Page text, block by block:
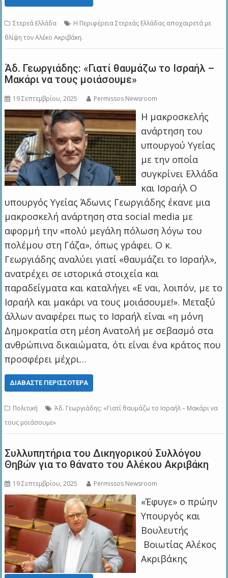
Στερεά Ελλάδα
Η Περιφέρεια Στερεάς Ελλάδας αποχαιρετά με
θλίψη τον Αλέκο Ακριβάκη.
Άδ. Γεωργιάδης: «Γιατί θαυμάζω το Ισραήλ –
Μακάρι να τους μοιάσουμε»
19 Σεπτεμβρίου, 2025 Permissos Newsroom
Η μακροσκελής
ανάρτηση του
υπουργού Υγείας
με την οποία
συγκρίνει Ελλάδα
και Ισραήλ Ο
υπουργός Υγείας Άδωνις Γεωργιάδης έκανε μια
μακροσκελή ανάρτηση στα social media με
αφορμή την «πολύ μεγάλη πόλωση λόγω του
πολέμου στη Γάζα», όπως γράφει. Ο κ.
Γεωργιάδης αναλύει γιατί «θαυμάζει το Ισραήλ»,
ανατρέχει σε ιστορικά στοιχεία και
παραδείγματα και καταλήγει «Ε ναι, λοιπόν, με το
Ισραήλ και μακάρι να τους μοιάσουμε!». Μεταξύ
άλλων αναφέρει πως το Ισραήλ είναι «η μόνη
Δημοκρατία στη μέση Ανατολή με σεβασμό στα
ανθρώπινα δικαιώματα, ότι είναι ένα κράτος που
προσφέρει μέχρι…
ΔΙΑΒΆΣΤΕ ΠΕΡΙΣΣΌΤΕΡΑ
Πολιτική
Άδ. Γεωργιάδης: «Γιατί θαυμάζω το Ισραήλ – Μακάρι να
τους μοιάσουμε»
Συλλυπητήρια του Δικηγορικού Συλλόγου
Θηβών για το θάνατο του Αλέκου Ακριβάκη
19 Σεπτεμβρίου, 2025 Permissos Newsroom
«Έφυγε» ο πρώην
Υπουργός και
Βουλευτής
Βοιωτίας Αλέκος
Ακριβάκης